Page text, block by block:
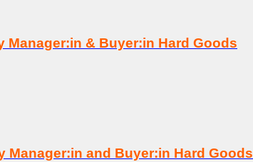
Manager:in & Buyer:in Hard Goods
Manager:in and Buyer:in Hard Goods